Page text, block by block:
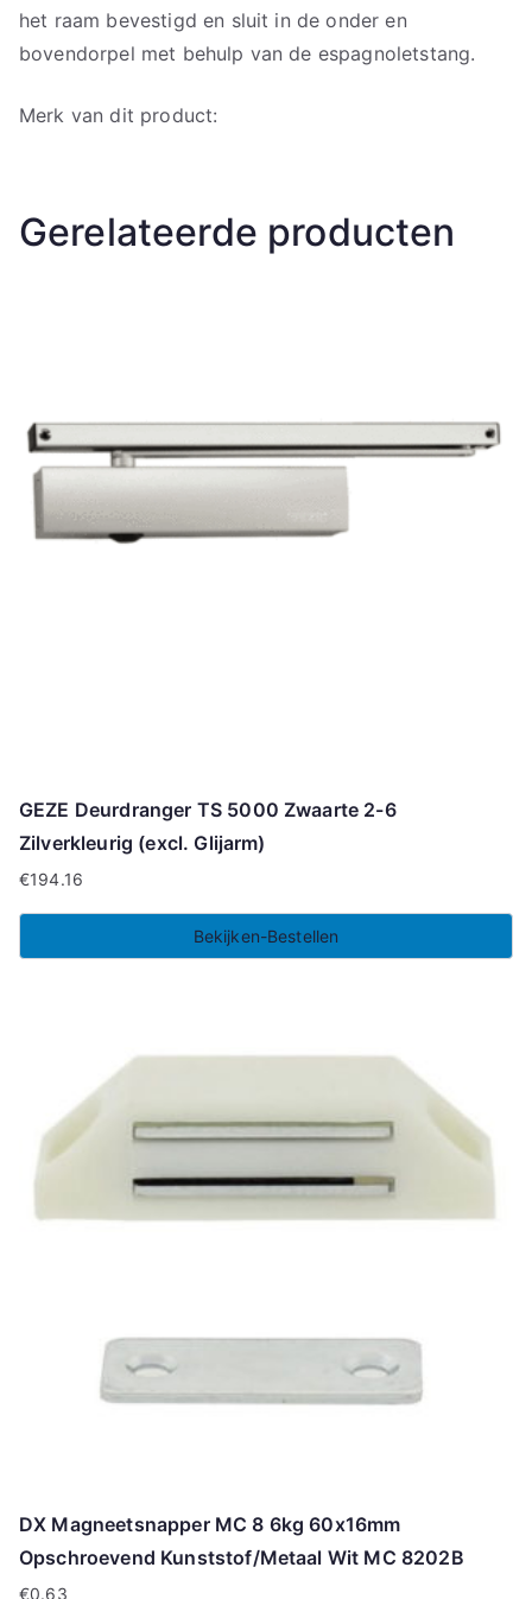
het raam bevestigd en sluit in de onder en
bovendorpel met behulp van de espagnoletstang.
Merk van dit product:
Gerelateerde producten
GEZE Deurdranger TS 5000 Zwaarte 2-6
Zilverkleurig (excl. Glijarm)
€194.16
Bekijken-Bestellen
DX Magneetsnapper MC 8 6kg 60x16mm
Opschroevend Kunststof/Metaal Wit MC 8202B
€0.63